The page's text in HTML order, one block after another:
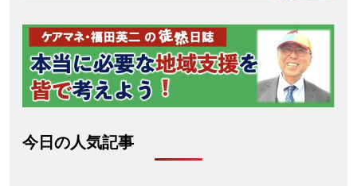
今日の人気記事